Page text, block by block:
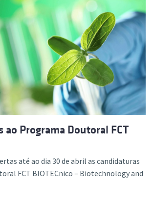
ao Programa Doutoral FCT
até ao dia 30 de abril as candidaturas
FCT BIOTECnico – Biotechnology and